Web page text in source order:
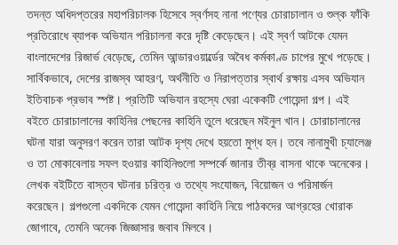
Article
তদন্ত অধিদপ্তরের মহাপরিচালক হিসেবে স্বর্ণসহ নানা পণ্যের চোরাচালান ও শুল্ক ফাঁকি
প্রতিরোধে ব্যাপক অভিযান পরিচালনা করে দৃষ্টি কেড়েছেন। এই স্বর্ণ আটকে যেমন
বাংলাদেশের রিজার্ভ বেড়েছে, তেমিন আন্ডারওয়ার্ল্ডের অবৈধ কর্মকাণ্ড চাপের মুখে পড়েছে।
সার্বিকভাবে, দেশের রাজস্ব আহরণ, অর্থনীতি ও নিরাপত্তার স্বার্থ রক্ষায় এসব অভিযান
ইতিবাচক প্রভাব স্পষ্ট। প্রতিটি অভিযান রহস্যে ঘেরা একেকটি গোয়েন্দা গল্প। এই
বইতে চোরাচালানের কাহিনির পেছনের কাহিনি তুলে ধরেছেন মইনুল খান। চোরাচালানের
ঘটনা যারা অনুসরণ করেন তারা আটক দৃশ্য দেখে হয়তো মুগ্ধ হন। তবে নানামুখী চ্যালেঞ্জ
ও তা মোকাবেলায় সফল হওয়ার কাহিনিগুলো সম্পর্কে জানার তীব্র বাসনা থাকে অনেকের।
লেখক বইটিতে বাস্তব ঘটনার চরিত্র ও তথ্যে সংযোজন, বিয়োজন ও পরিমার্জন
করেছেন। গল্পগুলো একদিকে যেমন গোয়েন্দা কাহিনি নিয়ে পাঠকদের আগ্রহের খোরাক
জোগাবে, তেমনি অনেক জিজ্ঞাসার জবাব মিলবে।